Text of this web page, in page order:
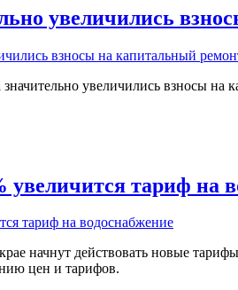
увеличились
значительно увеличились взносы
увеличится тариф на
начнут действовать новые
цен и тарифов.